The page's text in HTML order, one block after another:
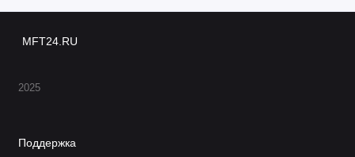
MFT24.RU
2025
Поддержка